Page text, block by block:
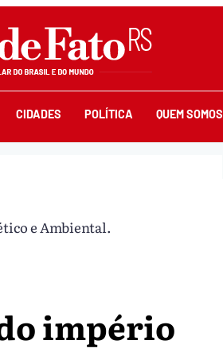
CIDADES POLÍTICA QUEM SOMOS
e Ambiental.
império